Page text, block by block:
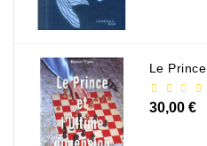
Le
30,00 €